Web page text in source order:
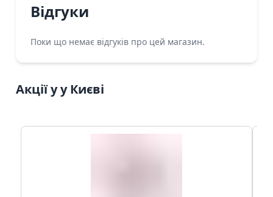
Відгуки
Поки що немає відгуків про цей магазин.
Акції у у Києві